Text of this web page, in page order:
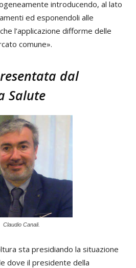
introducendo, al lato
ed esponendoli alle
l’applicazione difforme delle
comune».
dal
Salute
Claudio Canali.
sta presidiando la situazione
dove il presidente della